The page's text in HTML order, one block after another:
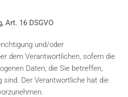
Art. 16 DSGVO
und/oder
dem Verantwortlichen, sofern die
Daten, die Sie betreffen,
sind. Der Verantwortliche hat die